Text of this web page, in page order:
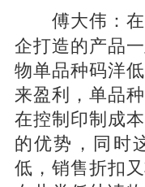
傅大伟：
企打造的产品
物单品种码洋
来盈利，单品
在控制印制成
的优势，同时
低，销售折扣